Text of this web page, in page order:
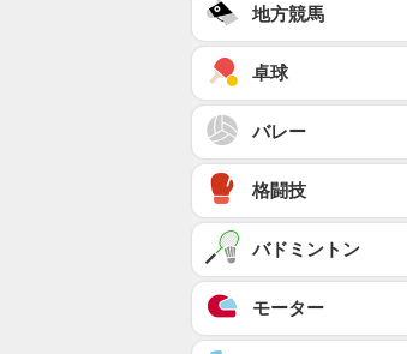
地方競馬
卓球
バレー
格闘技
バドミントン
モーター